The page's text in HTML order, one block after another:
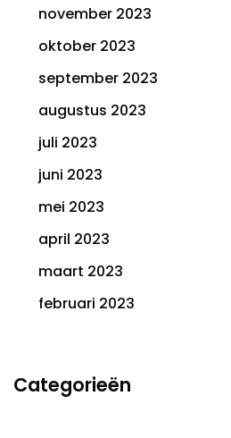
november 2023
oktober 2023
september 2023
augustus 2023
juli 2023
juni 2023
mei 2023
april 2023
maart 2023
februari 2023
Categorieën